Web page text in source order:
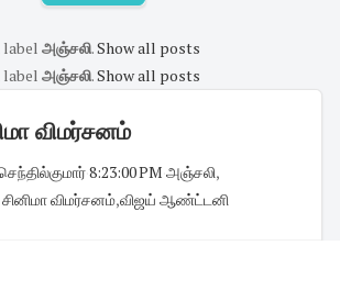
label அஞ்சலி.Show all posts
label அஞ்சலி.Show all posts
விமர்சனம்
·8:23:00 PM அஞ்சலி,
சினிமா விமர்சனம்,விஜய் ஆண்ட்டனி